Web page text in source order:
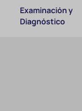
Examinación y
Diagnóstico